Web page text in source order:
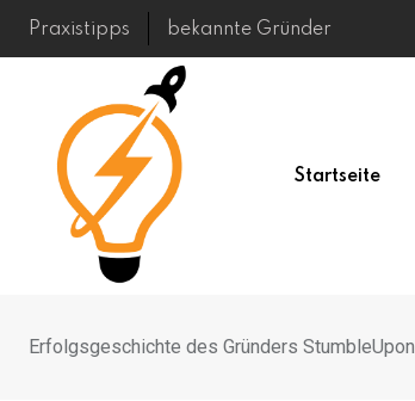
Skip
Praxistipps bekannte Gründer
Startseite
Erfolgsgeschichte des Gründers StumbleUpon